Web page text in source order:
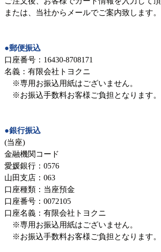
または、当社からメールでご案内致します。
●郵便振込
口座番号：16430-8708171
名義：有限会社トヨクニ
※専用お振込用紙はございません。
※お振込手数料お客様ご負担となります。
●銀行振込
(当座)
金融機関コード
愛媛銀行：0576
山田支店：063
口座種類：当座預金
口座番号：0072105
口座名義：有限会社トヨクニ
※専用お振込用紙はございません。
※お振込手数料お客様ご負担となります。